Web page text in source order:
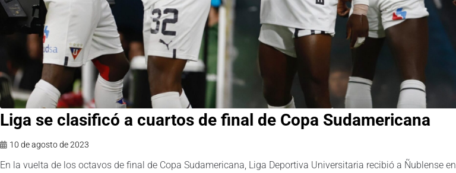
Liga se clasificó a cuartos de final de Copa Sudamericana
10 de agosto de 2023
En la vuelta de los octavos de final de Copa Sudamericana, Liga Deportiva Universitaria recibió a Ñublense en